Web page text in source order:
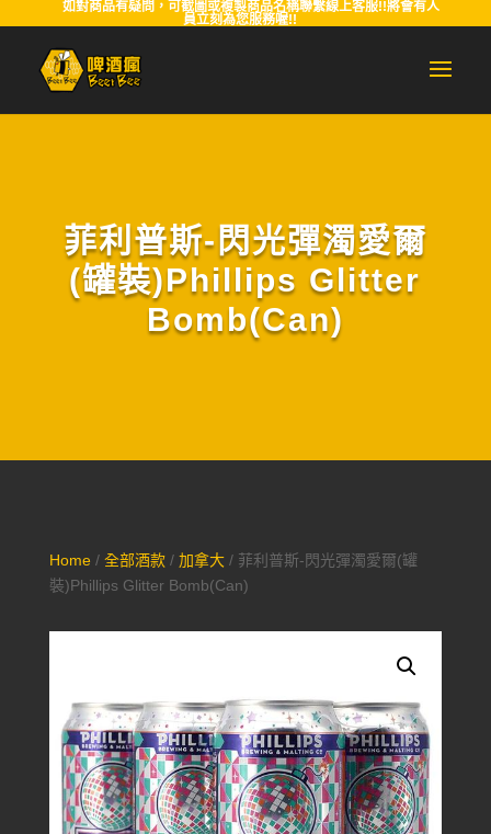
如對商品有疑問，可截圖或複製商品名稱聯繫線上客服!!將會有人
員立刻為您服務喔!!
菲利普斯-閃光彈濁愛爾
(罐裝)Phillips Glitter
Bomb(Can)
Home/ 全部酒款/ 加拿大/ 菲利普斯-閃光彈濁愛爾(罐
裝)Phillips Glitter Bomb(Can)